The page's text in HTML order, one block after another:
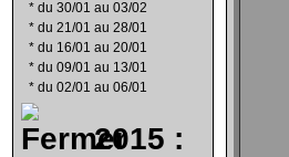
* du 30/01 au 03/02
* du 21/01 au 28/01
* du 16/01 au 20/01
* du 09/01 au 13/01
* du 02/01 au 06/01
2015 :